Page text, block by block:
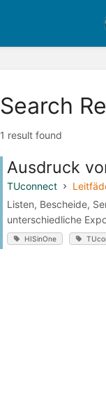
Search
1 result found
Ausdruck
TUconnect
Listen, Bescheide,
unterschiedliche
HISinOne